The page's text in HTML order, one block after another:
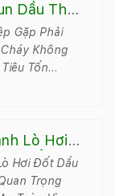
Dầu Thải
Sinh
Gặp Phải
Không
Tốn
Lò Đốt.
Lò Hơi
Chuẩn Kỹ
Hơi Đốt Dầu
Trọng